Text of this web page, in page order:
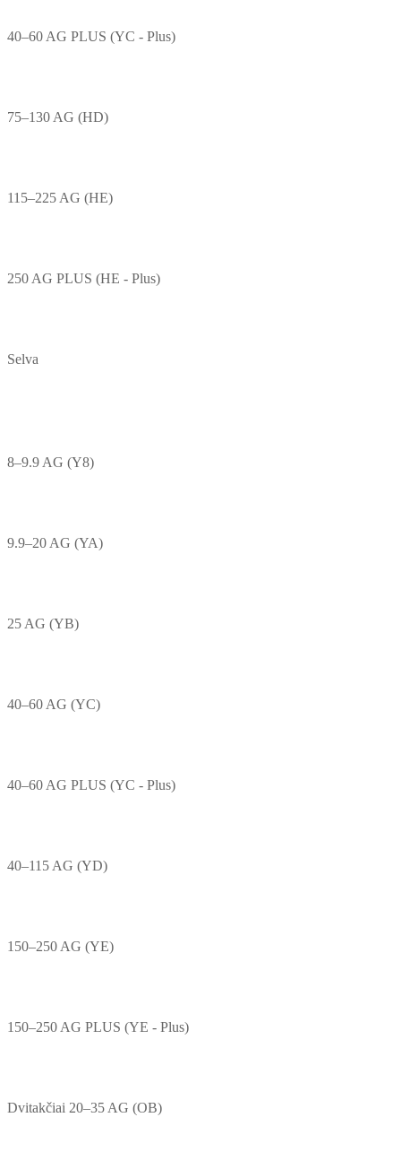
40–60 AG PLUS (YC - Plus)
75–130 AG (HD)
115–225 AG (HE)
250 AG PLUS (HE - Plus)
Selva
8–9.9 AG (Y8)
9.9–20 AG (YA)
25 AG (YB)
40–60 AG (YC)
40–60 AG PLUS (YC - Plus)
40–115 AG (YD)
150–250 AG (YE)
150–250 AG PLUS (YE - Plus)
Dvitakčiai 20–35 AG (OB)